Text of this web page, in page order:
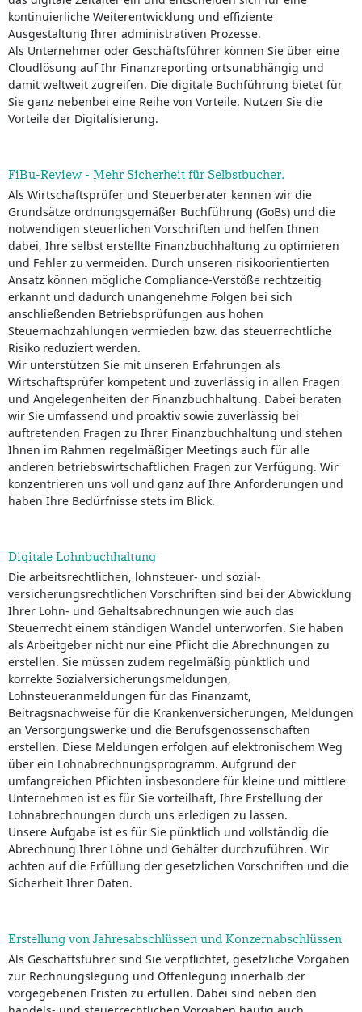
kontinuierliche Weiterentwicklung und effiziente
Ausgestaltung Ihrer administrativen Prozesse.
Als Unternehmer oder Geschäftsführer können Sie über eine
Cloudlösung auf Ihr Finanzreporting ortsunabhängig und
damit weltweit zugreifen. Die digitale Buchführung bietet für
Sie ganz nebenbei eine Reihe von Vorteile. Nutzen Sie die
Vorteile der Digitalisierung.
FiBu-Review - Mehr Sicherheit für Selbstbucher.
Als Wirtschaftsprüfer und Steuerberater kennen wir die
Grundsätze ordnungsgemäßer Buchführung (GoBs) und die
notwendigen steuerlichen Vorschriften und helfen Ihnen
dabei, Ihre selbst erstellte Finanzbuchhaltung zu optimieren
und Fehler zu vermeiden. Durch unseren risikoorientierten
Ansatz können mögliche Compliance-Verstöße rechtzeitig
erkannt und dadurch unangenehme Folgen bei sich
anschließenden Betriebsprüfungen aus hohen
Steuernachzahlungen vermieden bzw. das steuerrechtliche
Risiko reduziert werden.
Wir unterstützen Sie mit unseren Erfahrungen als
Wirtschaftsprüfer kompetent und zuverlässig in allen Fragen
und Angelegenheiten der Finanzbuchhaltung. Dabei beraten
wir Sie umfassend und proaktiv sowie zuverlässig bei
auftretenden Fragen zu Ihrer Finanzbuchhaltung und stehen
Ihnen im Rahmen regelmäßiger Meetings auch für alle
anderen betriebswirtschaftlichen Fragen zur Verfügung. Wir
konzentrieren uns voll und ganz auf Ihre Anforderungen und
haben Ihre Bedürfnisse stets im Blick.
Digitale Lohnbuchhaltung
Die arbeitsrechtlichen, lohnsteuer- und sozial-
versicherungsrechtlichen Vorschriften sind bei der Abwicklung
Ihrer Lohn- und Gehaltsabrechnungen wie auch das
Steuerrecht einem ständigen Wandel unterworfen. Sie haben
als Arbeitgeber nicht nur eine Pflicht die Abrechnungen zu
erstellen. Sie müssen zudem regelmäßig pünktlich und
korrekte Sozialversicherungsmeldungen,
Lohnsteueranmeldungen für das Finanzamt,
Beitragsnachweise für die Krankenversicherungen, Meldungen
an Versorgungswerke und die Berufsgenossenschaften
erstellen. Diese Meldungen erfolgen auf elektronischem Weg
über ein Lohnabrechnungsprogramm. Aufgrund der
umfangreichen Pflichten insbesondere für kleine und mittlere
Unternehmen ist es für Sie vorteilhaft, Ihre Erstellung der
Lohnabrechnungen durch uns erledigen zu lassen.
Unsere Aufgabe ist es für Sie pünktlich und vollständig die
Abrechnung Ihrer Löhne und Gehälter durchzuführen. Wir
achten auf die Erfüllung der gesetzlichen Vorschriften und die
Sicherheit Ihrer Daten.
Erstellung von Jahresabschlüssen und Konzernabschlüssen
Als Geschäftsführer sind Sie verpflichtet, gesetzliche Vorgaben
zur Rechnungslegung und Offenlegung innerhalb der
vorgegebenen Fristen zu erfüllen. Dabei sind neben den